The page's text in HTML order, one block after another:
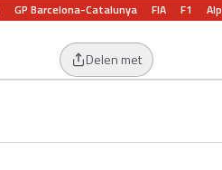
GP Barcelona-Catalunya FIA F1
Delen met